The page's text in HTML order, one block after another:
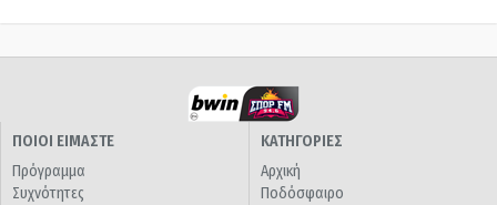
ΠΟΙΟΙ ΕΙΜΑΣΤΕ
Πρόγραμμα
Συχνότητες
ΚΑΤΗΓΟΡΙΕΣ
Αρχική
Ποδόσφαιρο